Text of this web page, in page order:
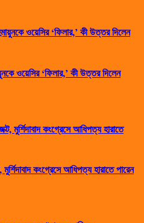
ওয়েসির ‘ফিলার,’ কী উত্তর দিলেন
কংগ্রেসে আধিপত্য হারাতে পারেন